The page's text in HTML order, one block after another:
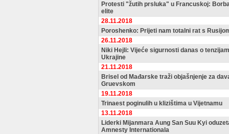
Protesti "žutih prsluka" u Francuskoj:
elite
28.11.2018
Poroshenko: Prijeti nam totalni rat s
26.11.2018
Niki Hejli: Vijeće sigurnosti danas o
Ukrajine
21.11.2018
Brisel od Mađarske traži objašnjenje za
Gruevskom
19.11.2018
Trinaest poginulih u klizištima u Vijetnamu
13.11.2018
Liderki Mijanmara Aung San Suu Kyi
Amnesty Internationala